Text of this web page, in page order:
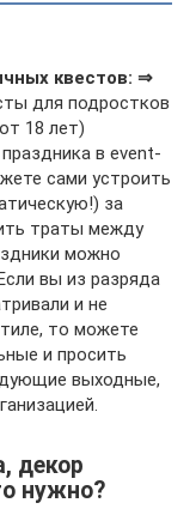
квестов: ⇒
для подростков
18 лет)
в event-
сами устроить
за
траты между
можно
вы из разряда
и не
то можете
и просить
выходные,
декор
нужно?